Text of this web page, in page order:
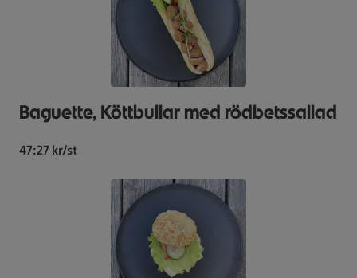
Baguette, Köttbullar med rödbetssallad
47:27 kr/st